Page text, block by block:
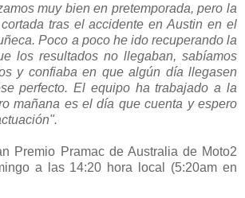
muy bien en pretemporada, pero la
tras el accidente en Austin en el
Poco a poco he ido recuperando la
los resultados no llegaban, sabíamos
y confiaba en que algún día llegasen
perfecto. El equipo ha trabajado a la
mañana es el día que cuenta y espero
Premio Pramac de Australia de Moto2
a las 14:20 hora local (5:20am en